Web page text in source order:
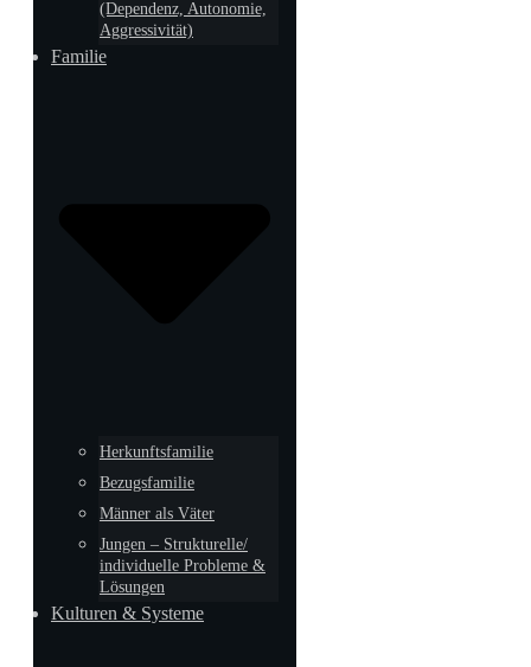
(Dependenz, Autonomie,
Aggressivität)
Familie
Herkunftsfamilie
Bezugsfamilie
Männer als Väter
Jungen – Strukturelle/
individuelle Probleme &
Lösungen
Kulturen & Systeme